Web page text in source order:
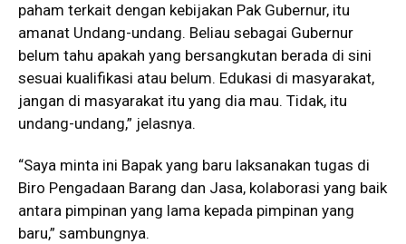
paham terkait dengan kebijakan Pak Gubernur, itu
amanat Undang-undang. Beliau sebagai Gubernur
belum tahu apakah yang bersangkutan berada di sini
sesuai kualifikasi atau belum. Edukasi di masyarakat,
jangan di masyarakat itu yang dia mau. Tidak, itu
undang-undang,” jelasnya.
“Saya minta ini Bapak yang baru laksanakan tugas di
Biro Pengadaan Barang dan Jasa, kolaborasi yang baik
antara pimpinan yang lama kepada pimpinan yang
baru,” sambungnya.